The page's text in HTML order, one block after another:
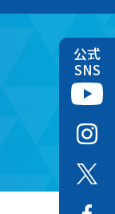
公式
SNS